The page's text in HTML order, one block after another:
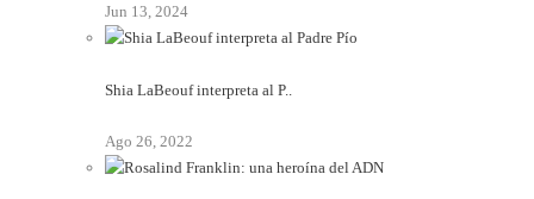
Jun 13, 2024
Shia LaBeouf interpreta al P..
Ago 26, 2022